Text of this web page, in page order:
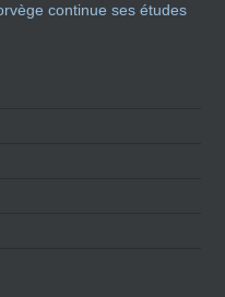
continue ses études